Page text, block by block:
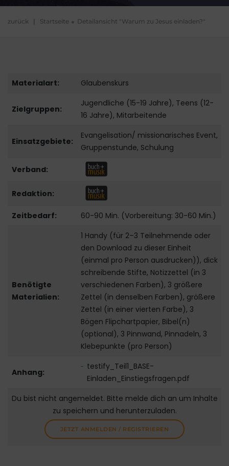
zurück | Startseite Detailansicht "Warum zu Jesus einladen?"
Materialart: Glaubenskurs
Zielgruppen:
Jugendliche (15-19 Jahre), Teens (12-
16 Jahre), Mitarbeitende
Einsatzgebiete:
Evangelisation/ missionarisches Event,
Gruppenstunde, Schulung
Verband:
Redaktion:
Zeitbedarf: 60-90 Min. (Vorbereitung: 30-60 Min.)
Benötigte
Materialien:
1 Handy (für 2–3 Teilnehmende oder
den Download zu dieser Einheit
(einmal pro Person ausdrucken)), dick
schreibende Stifte, Notizzettel (in 3
verschiedenen Farben), 3 größere
Zettel (in denselben Farben), größere
Zettel (in einer vierten Farbe), 3
Bögen Flipchartpapier, Bibel(n)
(optional), 3 Pinnwand, Pinnadeln, 3
Klebepunkte (pro Person)
Anhang:
testify_Teil1_BASE-
Einladen_Einstiegsfragen.pdf
Du bist nicht angemeldet. Bitte melde dich an um Inhalte
zu speichern und herunterzuladen.
JETZT ANMELDEN / REGISTRIEREN